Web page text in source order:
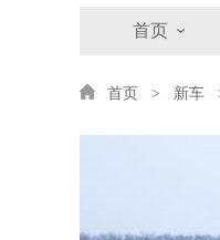
首页
首页 新车